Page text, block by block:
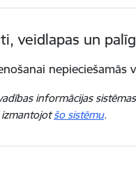
veidlapas un
nepieciešamās
informācijas
izmantojotšo sistēmu.